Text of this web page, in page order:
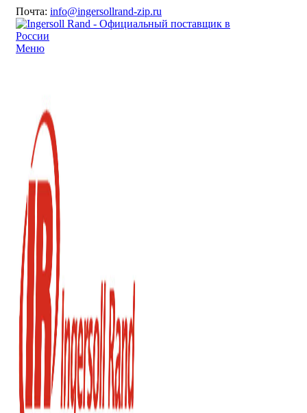
Почта: info@ingersollrand-zip.ru
Меню